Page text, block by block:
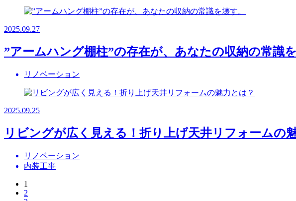
2025.09.27
”アームハング棚柱”の存在が、あなたの収納の常識を
リノベーション
2025.09.25
リビングが広く見える！折り上げ天井リフォームの
リノベーション
内装工事
1
2